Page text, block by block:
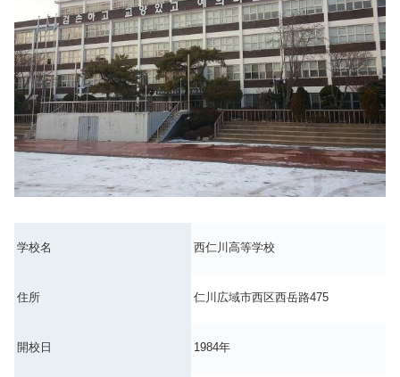
学校名 西仁川高等学校
住所 仁川広域市西区西岳路475
開校日 1984年